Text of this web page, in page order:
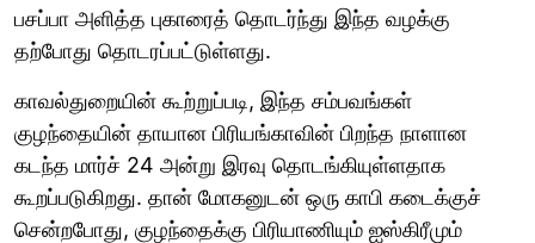
பசப்பா அளித்த புகாரைத் தொடர்ந்து இந்த வழக்கு
தற்போது தொடரப்பட்டுள்ளது.
காவல்துறையின் கூற்றுப்படி, இந்த சம்பவங்கள்
குழந்தையின் தாயான பிரியங்காவின் பிறந்த நாளான
கடந்த மார்ச் 24 அன்று இரவு தொடங்கியுள்ளதாக
கூறப்படுகிறது. தான் மோகனுடன் ஒரு காபி கடைக்குச்
சென்றபோது, ​​குழந்தைக்கு பிரியாணியும் ஐஸ்கிரீமும்